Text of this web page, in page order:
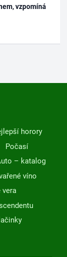
vzpomíná
horory
Počasí
– katalog
víno
vera